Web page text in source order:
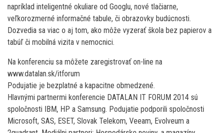
napríklad inteligentné okuliare od Googlu, nové tlačiarne,
veľkorozmerné informačné tabule, či obrazovky budúcnosti.
Dozvedia sa viac o aj tom, ako môže vyzerať škola bez papierov a
tabúľ či mobilná vizita v nemocnici.
Na konferenciu sa môžete zaregistrovať on-line na
www.datalan.sk/itforum
Podujatie je bezplatné a kapacitne obmedzené.
Hlavnými partnermi konferencie DATALAN IT FORUM 2014 sú
spoločnosti IBM, HP a Samsung. Podujatie podporili spoločnosti
Microsoft, SAS, ESET, Slovak Telekom, Veeam, Evolveum a